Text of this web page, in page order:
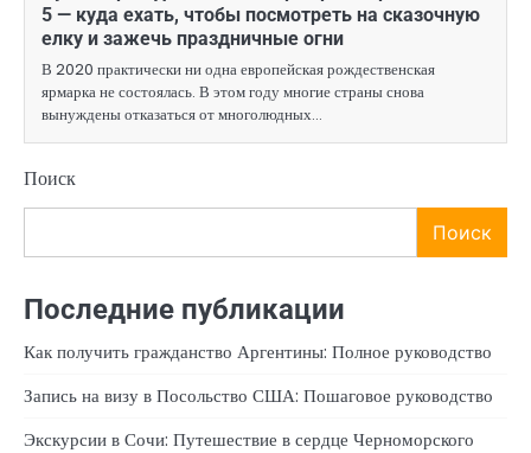
5 — куда ехать, чтобы посмотреть на сказочную
елку и зажечь праздничные огни
В 2020 практически ни одна европейская рождественская
ярмарка не состоялась. В этом году многие страны снова
вынуждены отказаться от многолюдных…
Поиск
Поиск
Последние публикации
Как получить гражданство Аргентины: Полное руководство
Запись на визу в Посольство США: Пошаговое руководство
Экскурсии в Сочи: Путешествие в сердце Черноморского